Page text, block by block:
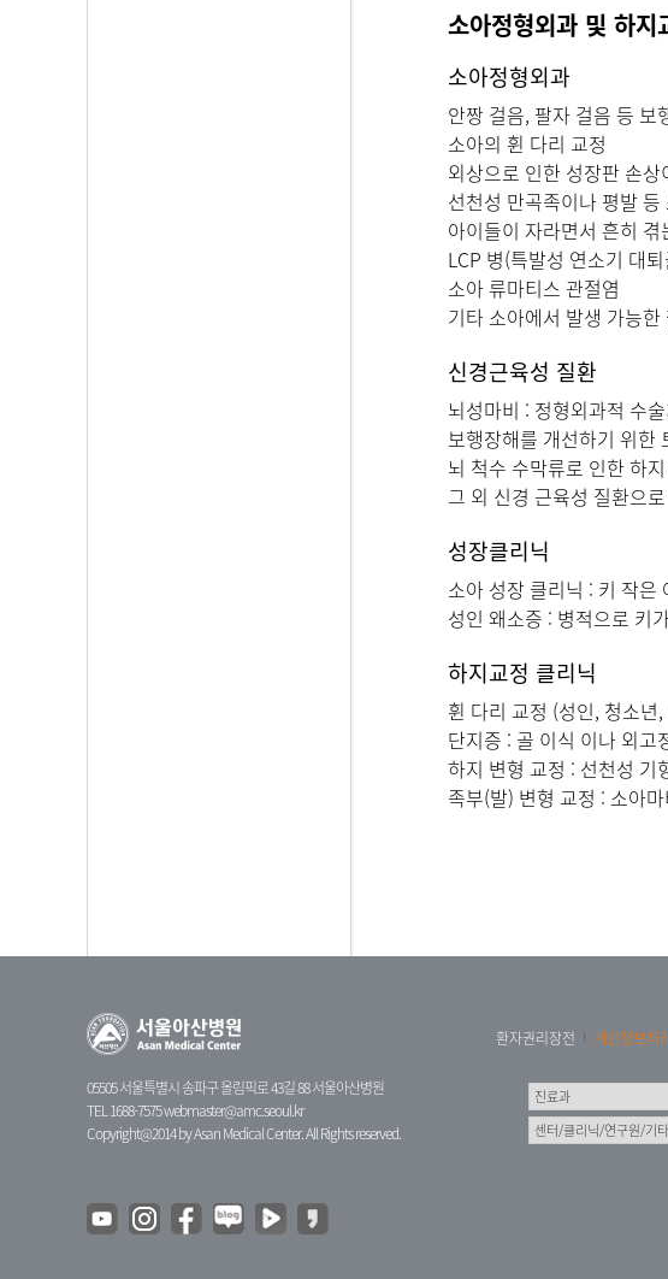
소아정형외과 및 하
소아정형외과
안짱 걸음, 팔자 걸음 등 보
소아의 휜 다리 교정
외상으로 인한 성장판 손
선천성 만곡족이나 평발
아이들이 자라면서 흔히 겪
LCP 병(특발성 연소기 대
소아 류마티스 관절염
기타 소아에서 발생 가능
신경근육성 질환
뇌성마비 : 정형외과적 수
보행장해를 개선하기 위한
뇌 척수 수막류로 인한 하
그 외 신경 근육성 질환으
성장클리닉
소아 성장 클리닉 : 키 작은
성인 왜소증 : 병적으로 키
하지교정 클리닉
휜 다리 교정 (성인, 청소년
단지증 : 골 이식 이나 외고
하지 변형 교정 : 선천성 기
족부(발) 변형 교정 : 소아
05505 서울특별시 송파구 올림픽로 43길 88 서울아산병원
TEL 1688-7575webmaster@amc.seoul.kr
Copyright@2014 by Asan Medical Center. All Rights reserved.
환자권리장전 개인정보처